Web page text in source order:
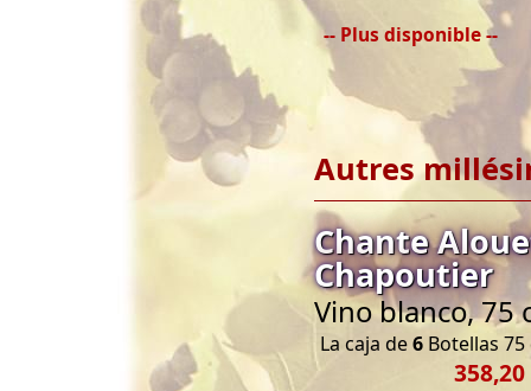
-- Plus disponible --
Autres
Chante
Chapoutier
Vino blanco, 75
La caja de6 Botellas 75
358,20